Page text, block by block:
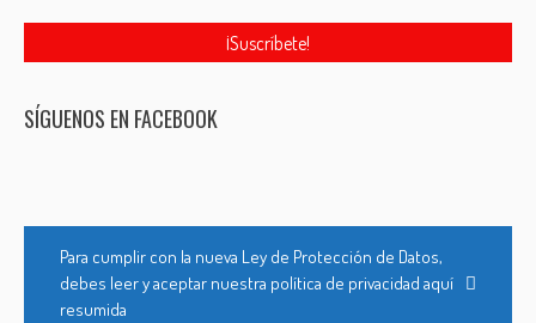
SÍGUENOS EN FACEBOOK
Para cumplir con la nueva Ley de Protección de Datos,
debes leer y aceptar nuestra política de privacidad aquí
resumida